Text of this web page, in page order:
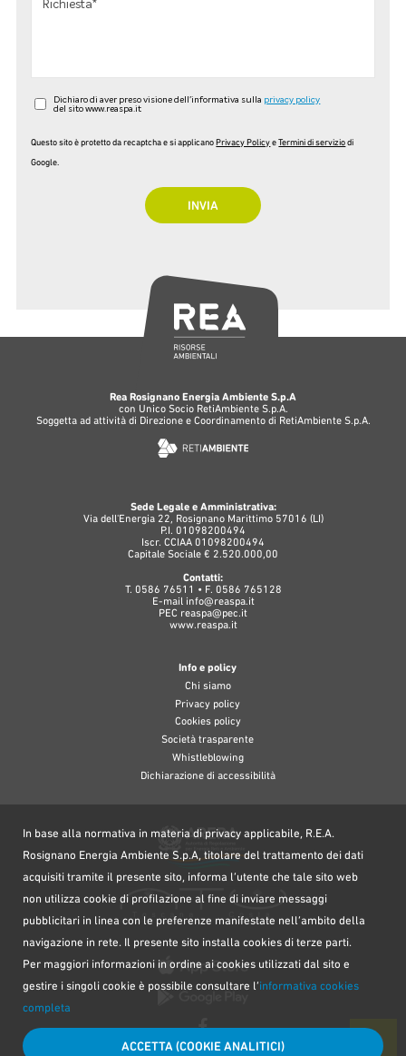
Dichiaro di aver preso visione dell'informativa sulla privacy policy
del sito www.reaspa.it
Questo sito è protetto da recaptcha e si applicanoPrivacy PolicyeTermini di serviziodi
Google.
Rea Rosignano Energia Ambiente S.p.A
con Unico Socio RetiAmbiente S.p.A.
Soggetta ad attività di Direzione e Coordinamento di RetiAmbiente S.p.A.
Sede Legale e Amministrativa:
Via dell'Energia 22, Rosignano Marittimo 57016 (LI)
P.I. 01098200494
Iscr. CCIAA 01098200494
Capitale Sociale € 2.520.000,00
Contatti:
T. 0586 76511 • F. 0586 765128
E-mail info@reaspa.it
PEC reaspa@pec.it
www.reaspa.it
Info e policy
Chi siamo
Privacy policy
Cookies policy
Società trasparente
Whistleblowing
Dichiarazione di accessibilità
In base alla normativa in materia di privacy applicabile, R.E.A.
Rosignano Energia Ambiente S.p.A, titolare del trattamento dei dati
acquisiti tramite il presente sito, informa l’utente che tale sito web
non utilizza cookie di profilazione al fine di inviare messaggi
pubblicitari in linea con le preferenze manifestate nell’ambito della
navigazione in rete. Il presente sito installa cookies di terze parti.
Per maggiori informazioni in ordine ai cookies utilizzati dal sito e
gestire i singoli cookie è possibile consultare l’informativa cookies
completa
ACCETTA (COOKIE ANALITICI)